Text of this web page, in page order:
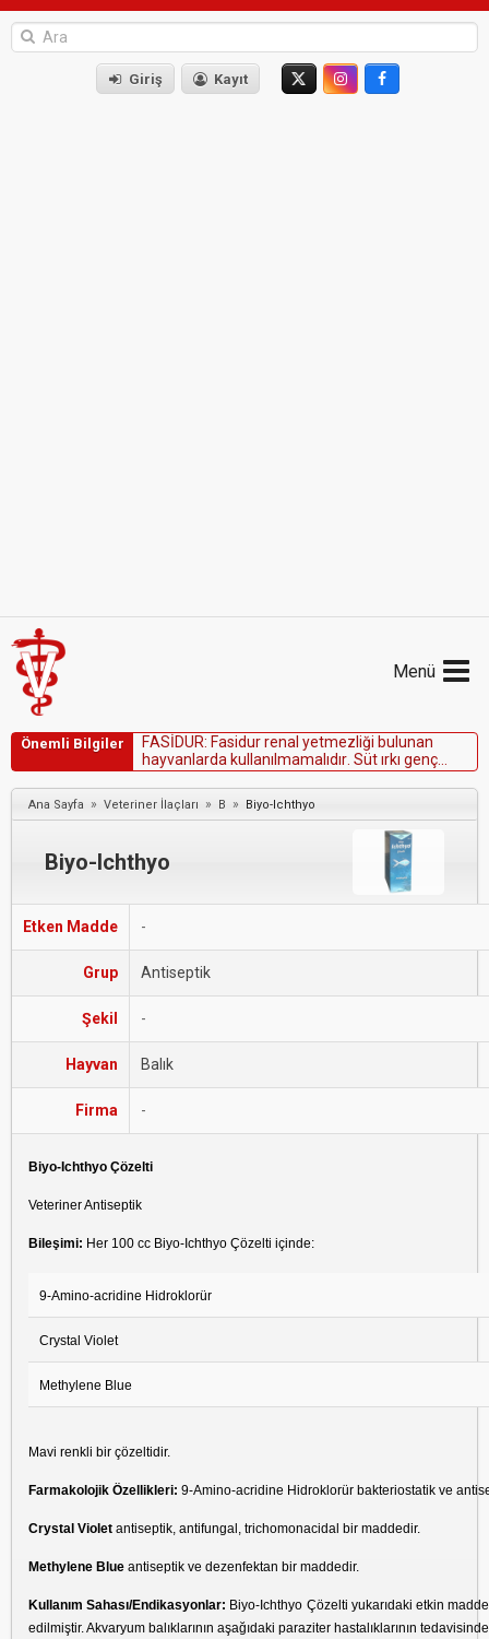
Giriş Kayıt
Menü
Önemli Bilgiler FASİDUR: Fasidurrena yetmez iği bu unan
hayvan arda ku anı mama ıdır Sütırkı genç
hayvanlarveyenidoğmuşyavrularda
kullanılmamalıdır.
Ana Sayfa » Veteriner İlaçları » B » Biyo-Ichthyo
Biyo-Ichthyo
Etken Madde -
Grup Antiseptik
Şekil -
Hayvan Balık
Firma -
Biyo-Ichthyo Çözelti
Veteriner Antiseptik
Bileşimi: Her 100 cc Biyo-Ichthyo Çözelti içinde:
9-Amino-acridine Hidroklorür
Crystal Violet
Methylene Blue
Mavi renkli bir çözeltidir.
Farmakolojik Özellikleri: 9-Amino-acridine Hidroklorür bakteriostatik ve
Crystal Violet antiseptik, antifungal, trichomonacidal bir maddedir.
Methylene Blue antiseptik ve dezenfektan bir maddedir.
Kullanım Sahası/Endikasyonlar: Biyo-Ichthyo Çözelti yukarıdaki etkin
edilmiştir. Akvaryum balıklarının aşağıdaki paraziter hastalıklarının